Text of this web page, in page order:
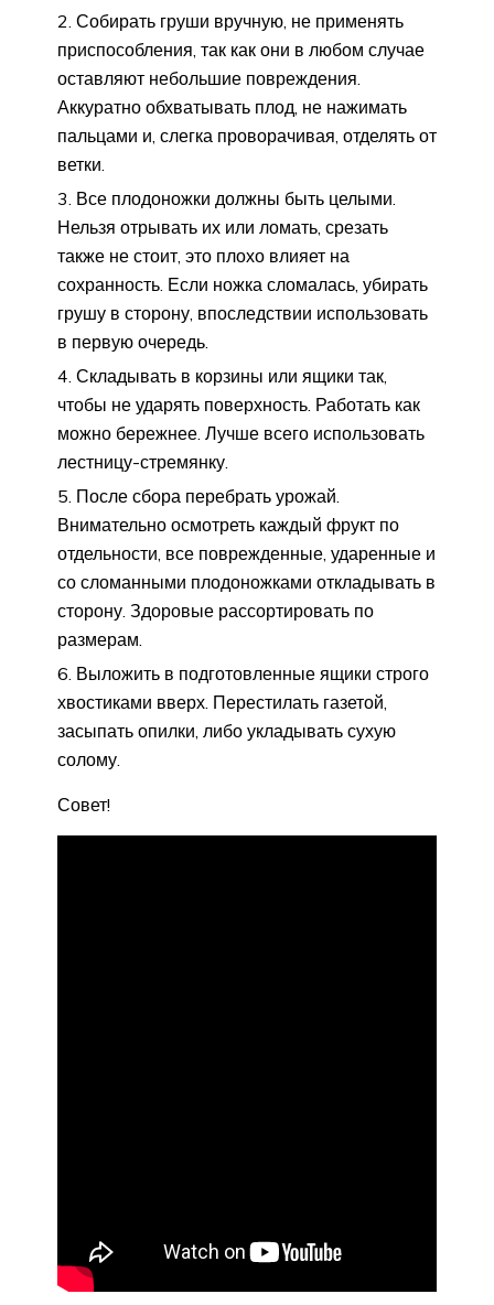
Собирать груши вручную, не применять
приспособления, так как они в любом случае
оставляют небольшие повреждения.
Аккуратно обхватывать плод, не нажимать
пальцами и, слегка проворачивая, отделять от
ветки.
Все плодоножки должны быть целыми.
Нельзя отрывать их или ломать, срезать
также не стоит, это плохо влияет на
сохранность. Если ножка сломалась, убирать
грушу в сторону, впоследствии использовать
в первую очередь.
Складывать в корзины или ящики так,
чтобы не ударять поверхность. Работать как
можно бережнее. Лучше всего использовать
лестницу-стремянку.
После сбора перебрать урожай.
Внимательно осмотреть каждый фрукт по
отдельности, все поврежденные, ударенные и
со сломанными плодоножками откладывать в
сторону. Здоровые рассортировать по
размерам.
Выложить в подготовленные ящики строго
хвостиками вверх. Перестилать газетой,
засыпать опилки, либо укладывать сухую
солому.
Совет!